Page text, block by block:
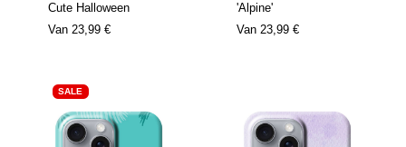
Cute Halloween
Van 23,99 €
'Alpine'
Van 23,99 €
SALE